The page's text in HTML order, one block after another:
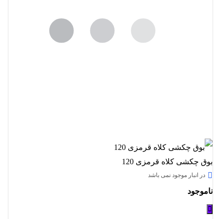
بوق چکشی کلاه قرمزی 120
در انبار موجود نمی باشد
ناموجود